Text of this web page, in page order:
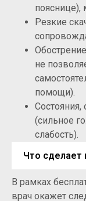
Резкие
не
помощи).
(сильное
слабость).
Что сделает
В рамках
врач окажет